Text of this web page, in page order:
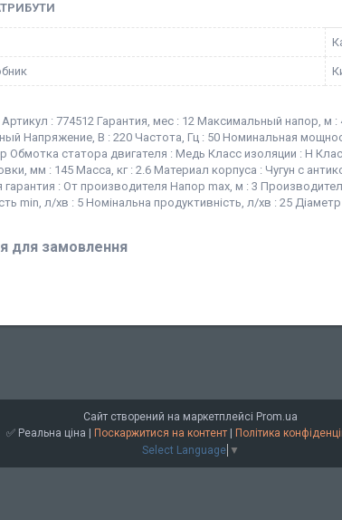
: 774512 Гарантия, мес : 12 Максимальный напор, м
Напряжение, В : 220 Частота, Гц : 50 Номинальная
Обмотка статора двигателя : Медь Класс изоляции : Н
мм : 145 Масса, кг : 2.6 Материал корпуса : Чугун с
: От производителя Напор max, м : 3
min, л/хв : 5 Номінальна продуктивність, л/хв : 25
для замовлення
Сайт створений на маркетплейсі Prom.ua
Поскаржитися на контент
Політика
Select Language ▼